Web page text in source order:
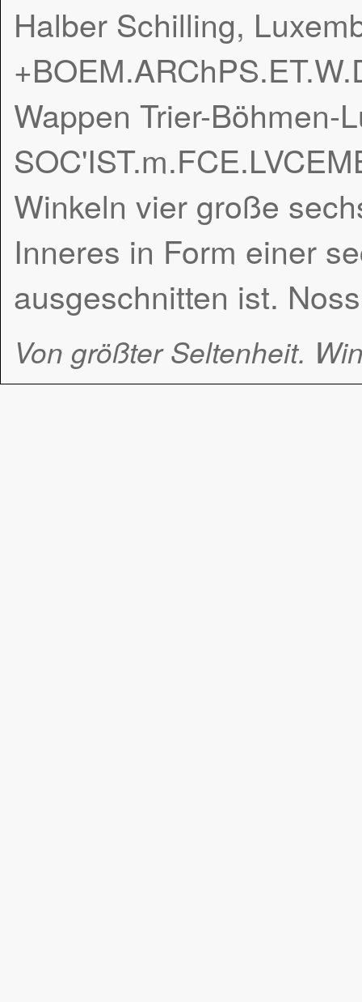
Halber Schilling,
Wappen Trier-Böhmen-
Winkeln vier große
Inneres in Form einer
ausgeschnitten ist.
Von größter Seltenheit.